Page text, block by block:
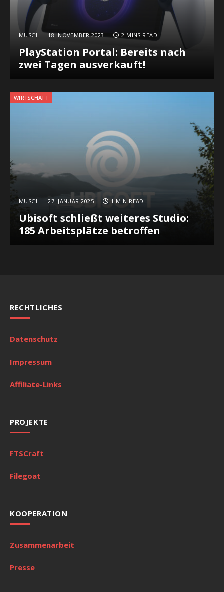
MUSC1 18. NOVEMBER 2023 2 MINS READ
PlayStation Portal: Bereits nach
zwei Tagen ausverkauft!
WIRTSCHAFT
MUSC1 27. JANUAR 2025 1 MIN READ
Ubisoft schließt weiteres Studio:
185 Arbeitsplätze betroffen
RECHTLICHES
Datenschutz
Impressum
Affiliate-Links
PROJEKTE
FTSCraft
Filegoat
KOOPERATION
Zusammenarbeit
Presse